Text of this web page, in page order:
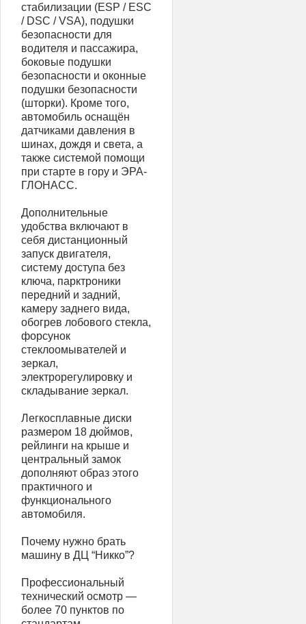
стабилизации (ESP / ESC
/ DSC / VSA), подушки
безопасности для
водителя и пассажира,
боковые подушки
безопасности и оконные
подушки безопасности
(шторки). Кроме того,
автомобиль оснащён
датчиками давления в
шинах, дождя и света, а
также системой помощи
при старте в гору и ЭРА-
ГЛОНАСС.
Дополнительные
удобства включают в
себя дистанционный
запуск двигателя,
систему доступа без
ключа, парктроники
передний и задний,
камеру заднего вида,
обогрев лобового стекла,
форсунок
стеклоомывателей и
зеркал,
электрорегулировку и
складывание зеркал.
Легкосплавные диски
размером 18 дюймов,
рейлинги на крыше и
центральный замок
дополняют образ этого
практичного и
функционального
автомобиля.
Почему нужно брать
машину в ДЦ “Никко”?
Профессиональный
технический осмотр —
более 70 пунктов по